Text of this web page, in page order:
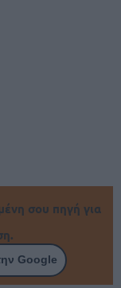
σου πηγή για
Google